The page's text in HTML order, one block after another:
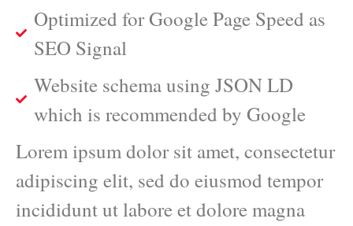
Optimized for Google Page Speed as
SEO Signal
Website schema using JSON LD
which is recommended by Google
Lorem ipsum dolor sit amet, consectetur
adipiscing elit, sed do eiusmod tempor
incididunt ut labore et dolore magna